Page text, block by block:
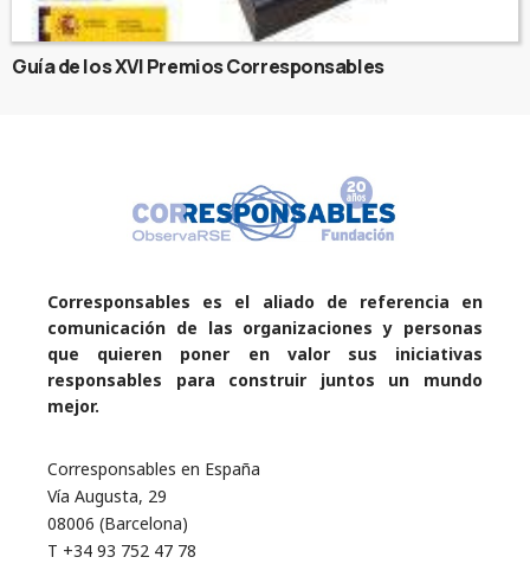
Guía de los XVI Premios Corresponsables
Corresponsables es el aliado de referencia en
comunicación de las organizaciones y personas
que quieren poner en valor sus iniciativas
responsables para construir juntos un mundo
mejor.
Corresponsables en España
Vía Augusta, 29
08006 (Barcelona)
T +34 93 752 47 78